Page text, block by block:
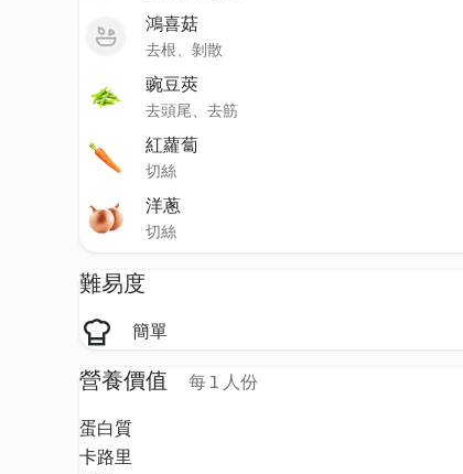
鴻喜菇
去根、剝散
豌豆莢
去頭尾、去筋
紅蘿蔔
切絲
洋蔥
切絲
難易度
簡單
營養價值 每 1 人份
蛋白質
卡路里